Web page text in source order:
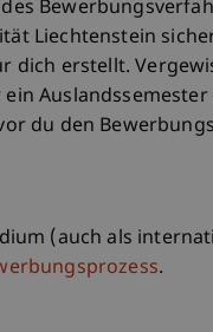
Liechtenstein
dich erstellt.
du den
(auch als
.